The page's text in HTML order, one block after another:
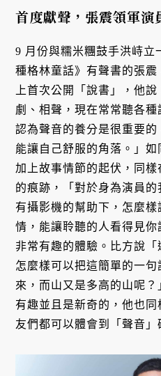
首度獻聲，張震領軍演
9 月份與糯米糰鼓手洪峙立
種格林童話》有聲書的張
上首次公開「說書」，他
劇、相聲，現在常常聽各種
認為聲音的養分是很重要
能讓自己舒服的角落。」
加上故事情節的起伏，同樣
的痕跡，「對於身為演員
有攝影機的幫助下，怎麼
情，能讓聆聽的人看得見
非常有趣的體驗。比方說「
怎麼樣可以把這簡單的一
來，而山又是多高的山呢
有趣並且是新奇的，他也
友們都可以體會到「聲音」